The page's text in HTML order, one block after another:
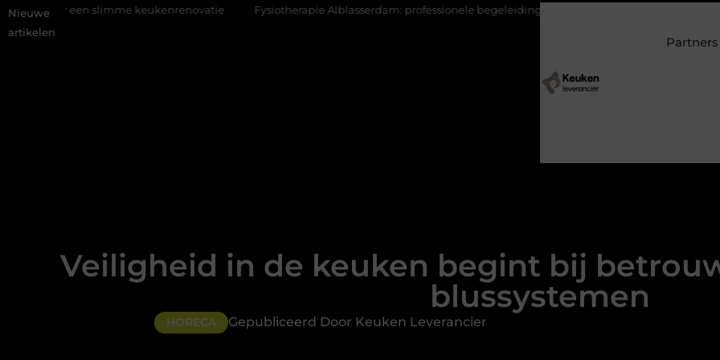
Nieuwe
artikelen
keukenrenovatie Fysiotherapie Alblasserdam: professionele begeleiding bij pijn en herstel
Partners
Veiligheid in de keuken begint bij
blussystemen
HORECA Gepubliceerd Door Keuken Leverancier